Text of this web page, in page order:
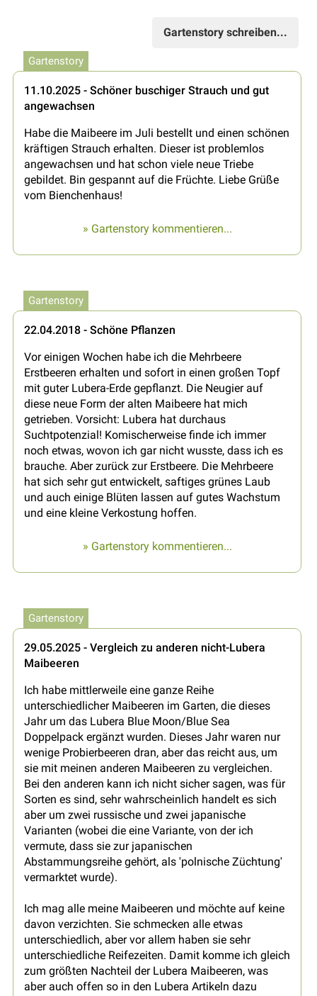
Gartenstory schreiben...
Gartenstory
11.10.2025 - Schöner buschiger Strauch und gut
angewachsen
Habe die Maibeere im Juli bestellt und einen schönen
kräftigen Strauch erhalten. Dieser ist problemlos
angewachsen und hat schon viele neue Triebe
gebildet. Bin gespannt auf die Früchte. Liebe Grüße
vom Bienchenhaus!
» Gartenstory kommentieren...
Gartenstory
22.04.2018 - Schöne Pflanzen
Vor einigen Wochen habe ich die Mehrbeere
Erstbeeren erhalten und sofort in einen großen Topf
mit guter Lubera-Erde gepflanzt. Die Neugier auf
diese neue Form der alten Maibeere hat mich
getrieben. Vorsicht: Lubera hat durchaus
Suchtpotenzial! Komischerweise finde ich immer
noch etwas, wovon ich gar nicht wusste, dass ich es
brauche. Aber zurück zur Erstbeere. Die Mehrbeere
hat sich sehr gut entwickelt, saftiges grünes Laub
und auch einige Blüten lassen auf gutes Wachstum
und eine kleine Verkostung hoffen.
» Gartenstory kommentieren...
Gartenstory
29.05.2025 - Vergleich zu anderen nicht-Lubera
Maibeeren
Ich habe mittlerweile eine ganze Reihe
unterschiedlicher Maibeeren im Garten, die dieses
Jahr um das Lubera Blue Moon/Blue Sea
Doppelpack ergänzt wurden. Dieses Jahr waren nur
wenige Probierbeeren dran, aber das reicht aus, um
sie mit meinen anderen Maibeeren zu vergleichen.
Bei den anderen kann ich nicht sicher sagen, was für
Sorten es sind, sehr wahrscheinlich handelt es sich
aber um zwei russische und zwei japanische
Varianten (wobei die eine Variante, von der ich
vermute, dass sie zur japanischen
Abstammungsreihe gehört, als 'polnische Züchtung'
vermarktet wurde).
Ich mag alle meine Maibeeren und möchte auf keine
davon verzichten. Sie schmecken alle etwas
unterschiedlich, aber vor allem haben sie sehr
unterschiedliche Reifezeiten. Damit komme ich gleich
zum größten Nachteil der Lubera Maibeeren, was
aber auch offen so in den Lubera Artikeln dazu